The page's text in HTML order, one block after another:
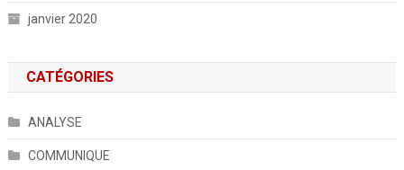
janvier 2020
CATÉGORIES
ANALYSE
COMMUNIQUE